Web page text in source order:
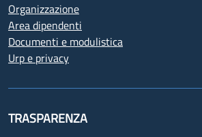
Organizzazione
Area dipendenti
Documenti e modulistica
Urp e privacy
TRASPARENZA